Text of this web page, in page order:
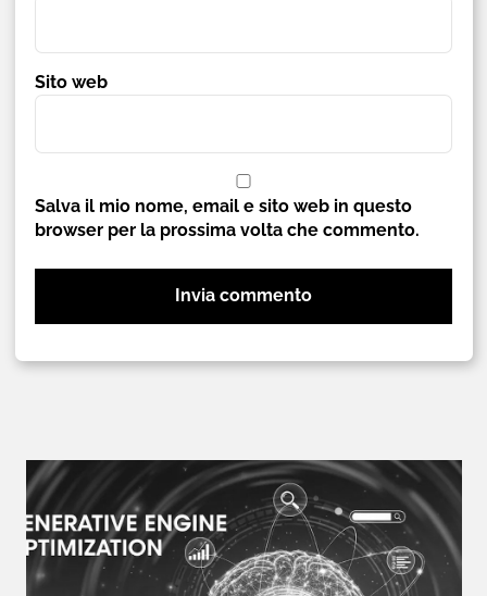
Sito web
Salva il mio nome, email e sito web in questo
browser per la prossima volta che commento.